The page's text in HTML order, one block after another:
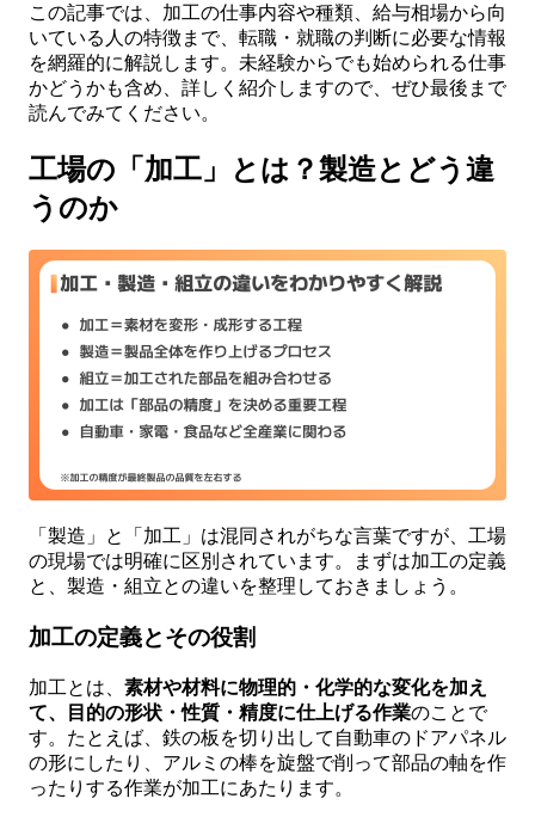
この記事では、加工の仕事内容や種類、給与相場から向
いている人の特徴まで、転職・就職の判断に必要な情報
を網羅的に解説します。未経験からでも始められる仕事
かどうかも含め、詳しく紹介しますので、ぜひ最後まで
読んでみてください。
工場の「加工」とは？製造とどう違
うのか
「製造」と「加工」は混同されがちな言葉ですが、工場
の現場では明確に区別されています。まずは加工の定義
と、製造・組立との違いを整理しておきましょう。
加工の定義とその役割
加工とは、 素材や材料に物理的・化学的な変化を加え
て、目的の形状・性質・精度に仕上げる作業のことで
す。たとえば、鉄の板を切り出して自動車のドアパネル
の形にしたり、アルミの棒を旋盤で削って部品の軸を作
ったりする作業が加工にあたります。